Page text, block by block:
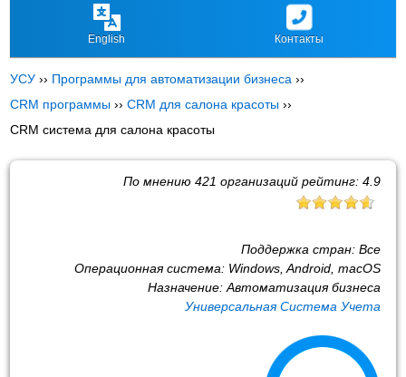
English Контакты
УСУ ›› Программы для автоматизации бизнеса ››
CRM программы ››CRM для салона красоты ››
CRM система для салона красоты
По мнению 421 организаций рейтинг: 4.9
Поддержка стран: Все
Операционная система: Windows, Android, macOS
Назначение: Автоматизация бизнеса
Универсальная Система Учета